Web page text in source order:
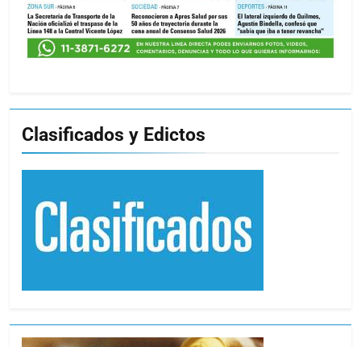
Clasificados y Edictos